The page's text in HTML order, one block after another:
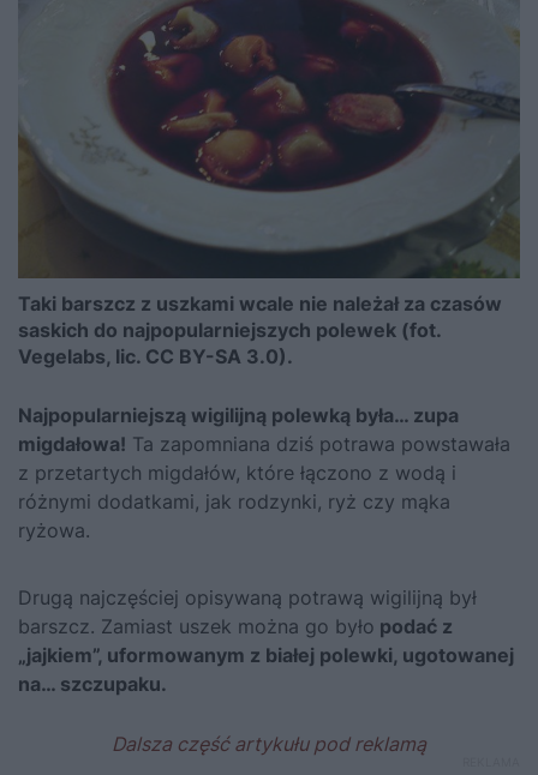
Taki barszcz z uszkami wcale nie należał za czasów
saskich do najpopularniejszych polewek (fot.
Vegelabs, lic. CC BY-SA 3.0).
Najpopularniejszą wigilijną polewką była… zupa
migdałowa! Ta zapomniana dziś potrawa powstawała
z przetartych migdałów, które łączono z wodą i
różnymi dodatkami, jak rodzynki, ryż czy mąka
ryżowa.
Drugą najczęściej opisywaną potrawą wigilijną był
barszcz. Zamiast uszek można go było podać z
„jajkiem”, uformowanym z białej polewki, ugotowanej
na… szczupaku.